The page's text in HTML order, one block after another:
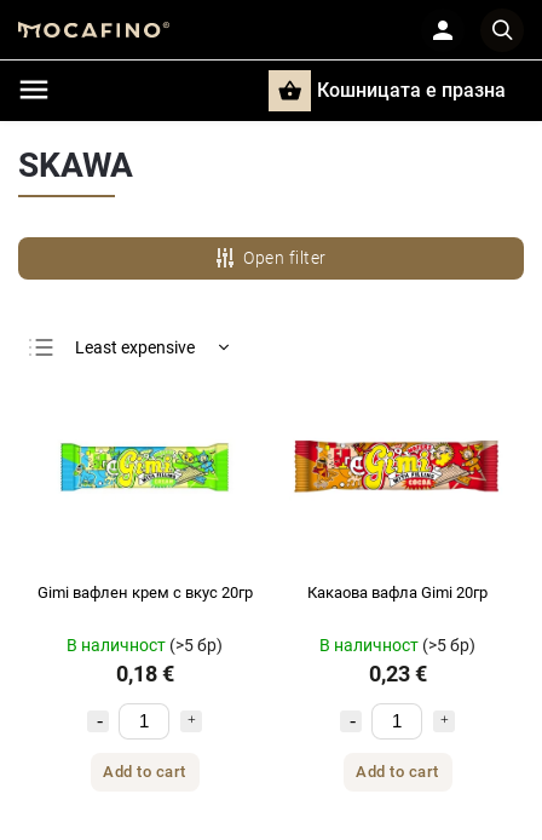
Кошницата e празна
SKAWA
Open filter
Least expensive
Alphabetically
Gimi вафлен крем с вкус 20гр
В наличност (>5 бр)
0,18 €
Add to cart
Какаова вафла Gimi 20гр
В наличност (>5 бр)
0,23 €
Add to cart